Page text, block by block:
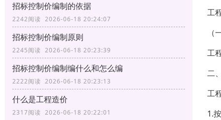
招标控制价编制的依据
2242阅读 2026-06-18 20:24:07
招标控制价编制原则
2245阅读 2026-06-18 20:23:39
招标控制价编制编什么和怎么编
2222阅读 2026-06-18 20:23:13
什么是工程造价
2317阅读 2026-06-18 20:22:01
工
工
二
工
1.